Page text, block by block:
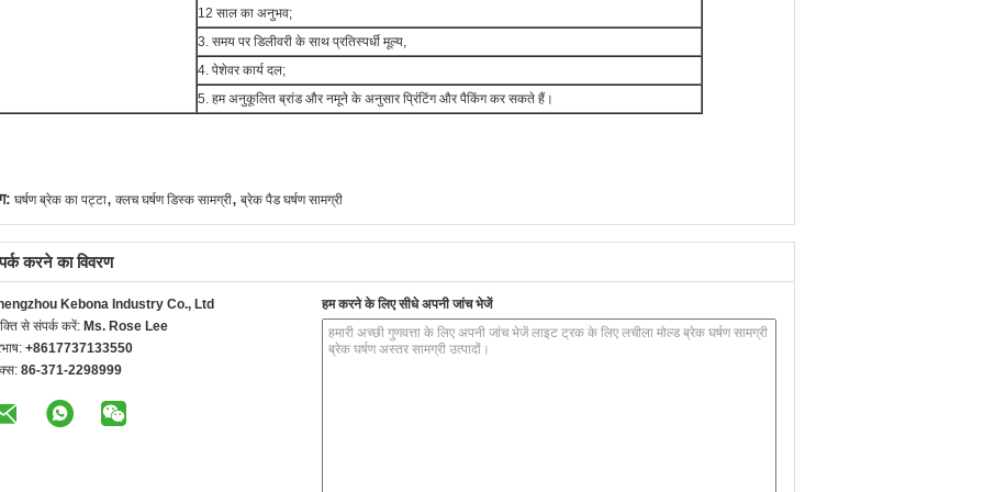
12 साल का अनुभव;
3. समय पर डिलीवरी के साथ प्रतिस्पर्धी मूल्य,
4. पेशेवर कार्य दल;
5. हम अनुकूलित ब्रांड और नमूने के अनुसार प्रिंटिंग और पैकिंग कर सकते हैं।
घर्षण ब्रेक का पट्टा, क्लच घर्षण डिस्क सामग्री, ब्रेक पैड घर्षण सामग्री
करने का विवरण
Kebona Industry Co., Ltd
से संपर्क करें: Ms. Rose Lee
+8617737133550
86-371-2298999
हम करने के लिए सीधे अपनी जांच भेजें